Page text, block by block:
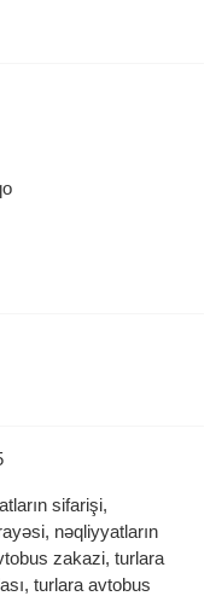
sifarişi,
nəqliyyatların
zakazi, turlara
turlara avtobus